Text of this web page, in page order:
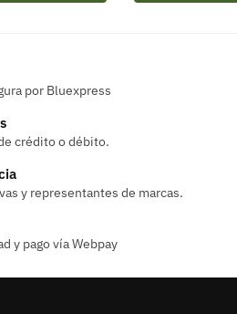
por Bluexpress
crédito o débito.
y representantes de marcas.
y pago vía Webpay